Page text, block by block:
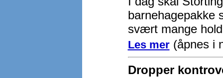
barnehagepakke
svært mange
Les mer(åpnes i
Dropper